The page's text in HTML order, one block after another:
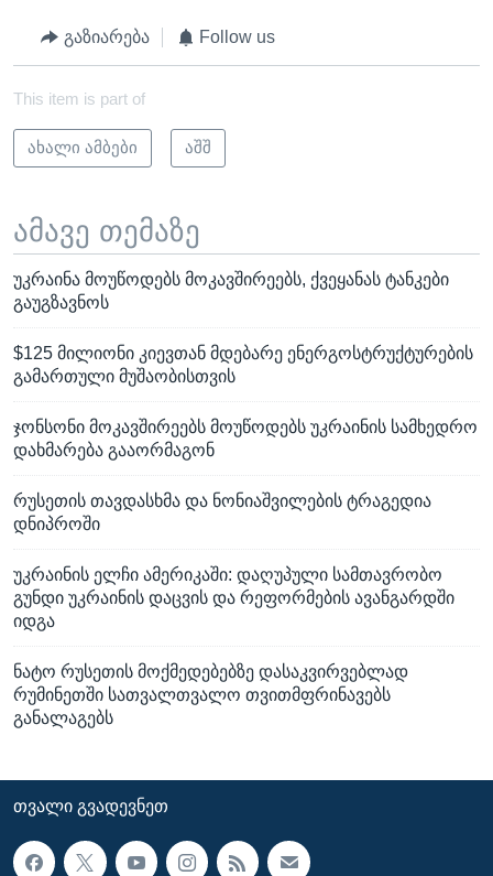
გაზიარება Follow us
This item is part of
ახალი ამბები აშშ
ამავე თემაზე
უკრაინა მოუწოდებს მოკავშირეებს, ქვეყანას ტანკები
გაუგზავნოს
$125 მილიონი კიევთან მდებარე ენერგოსტრუქტურების
გამართული მუშაობისთვის
ჯონსონი მოკავშირეებს მოუწოდებს უკრაინის სამხედრო
დახმარება გააორმაგონ
რუსეთის თავდასხმა და ნონიაშვილების ტრაგედია
დნიპროში
უკრაინის ელჩი ამერიკაში: დაღუპული სამთავრობო
გუნდი უკრაინის დაცვის და რეფორმების ავანგარდში
იდგა
ნატო რუსეთის მოქმედებებზე დასაკვირვებლად
რუმინეთში სათვალთვალო თვითმფრინავებს
განალაგებს
ᲗᲕᲐᲚᲘ ᲒᲕᲐᲓᲔᲕᲜᲔᲗ